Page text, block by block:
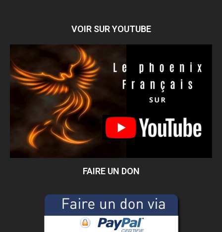
VOIR SUR YOUTUBE
FAIRE UN DON